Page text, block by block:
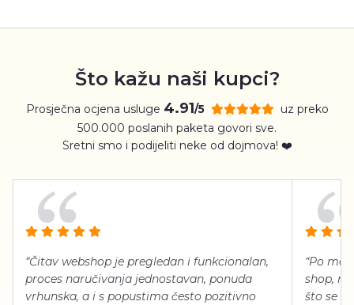
Što kažu naši kupci?
Prosječna ocjena usluge 4.91/5
uz preko
500.000 poslanih paketa govori sve.
Sretni smo i podijeliti neke od dojmova! ❤️
“Čitav webshop je pregledan i funkcionalan,
proces naručivanja jednostavan, ponuda
vrhunska, a i s popustima često pozitivno
“Po
shop,
što se